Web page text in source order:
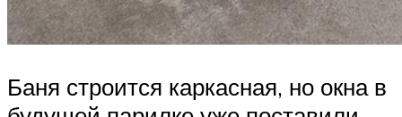
Баня строится каркасная, но окна в